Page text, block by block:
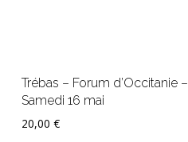
Trébas – Forum d’Occitanie –
Samedi 16 mai
20,00€